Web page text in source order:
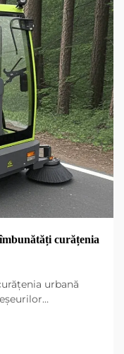
curățenia
urbană
gunoaie, frunze,